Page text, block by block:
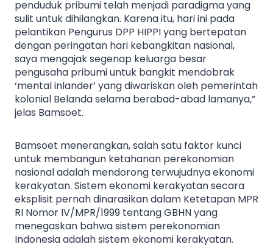
penduduk pribumi telah menjadi paradigma yang
sulit untuk dihilangkan. Karena itu, hari ini pada
pelantikan Pengurus DPP HIPPI yang bertepatan
dengan peringatan hari kebangkitan nasional,
saya mengajak segenap keluarga besar
pengusaha pribumi untuk bangkit mendobrak
‘mental inlander’ yang diwariskan oleh pemerintah
kolonial Belanda selama berabad-abad lamanya,”
jelas Bamsoet.
Bamsoet menerangkan, salah satu faktor kunci
untuk membangun ketahanan perekonomian
nasional adalah mendorong terwujudnya ekonomi
kerakyatan. Sistem ekonomi kerakyatan secara
eksplisit pernah dinarasikan dalam Ketetapan MPR
RI Nomor IV/MPR/1999 tentang GBHN yang
menegaskan bahwa sistem perekonomian
Indonesia adalah sistem ekonomi kerakyatan.